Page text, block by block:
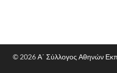
© 2026Α΄ Σύλλογος Αθηνών